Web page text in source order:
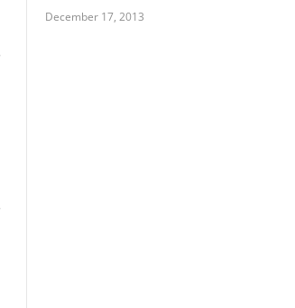
December 17, 2013